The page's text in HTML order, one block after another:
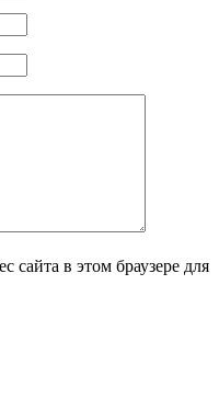
сайта в этом браузере для